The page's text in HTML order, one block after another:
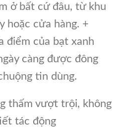
ở bất cứ đâu, từ khu
hoặc cửa hàng. +
điểm của bạt xanh
càng được đông
tin dùng.
thấm vượt trội, không
tác động